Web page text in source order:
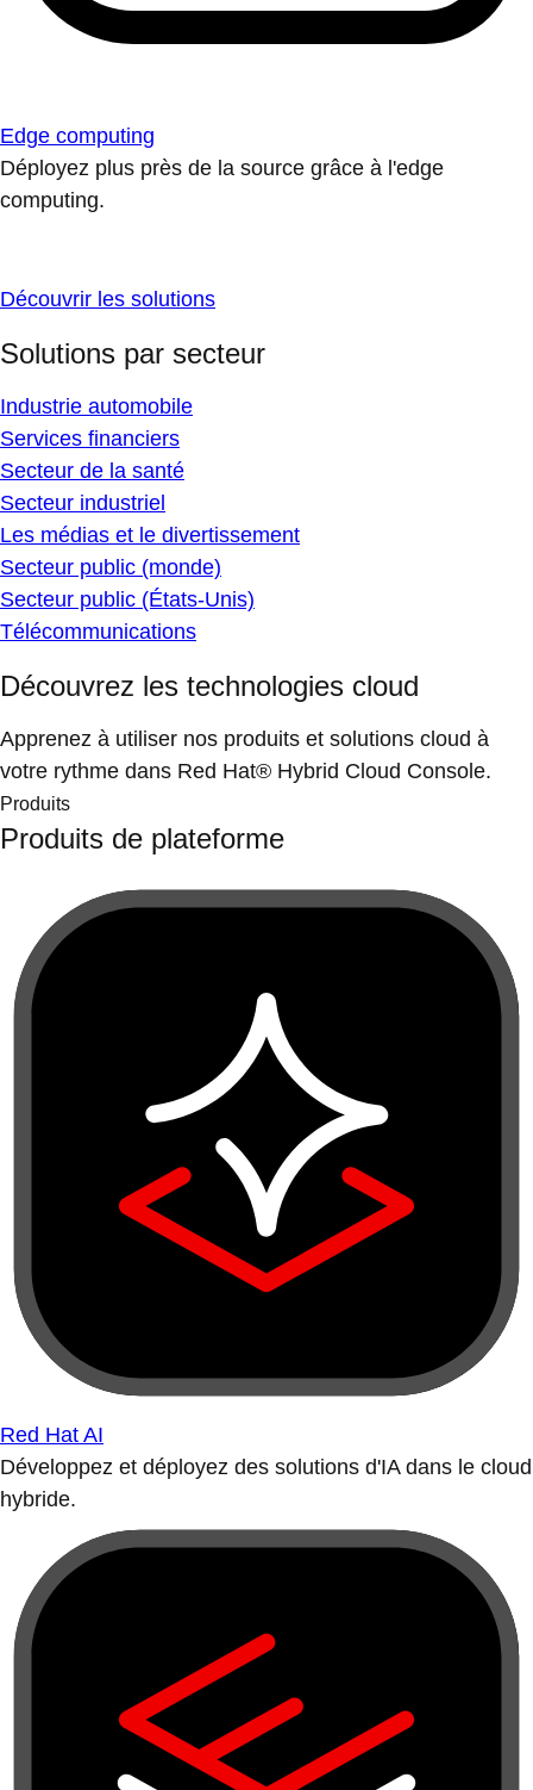
Edge computing
Déployez plus près de la source grâce à l'edge
computing.
Découvrir les solutions
Solutions par secteur
Industrie automobile
Services financiers
Secteur de la santé
Secteur industriel
Les médias et le divertissement
Secteur public (monde)
Secteur public (États-Unis)
Télécommunications
Découvrez les technologies cloud
Apprenez à utiliser nos produits et solutions cloud à
votre rythme dans Red Hat® Hybrid Cloud Console.
Produits
Produits de plateforme
Red Hat AI
Développez et déployez des solutions d'IA dans le cloud
hybride.